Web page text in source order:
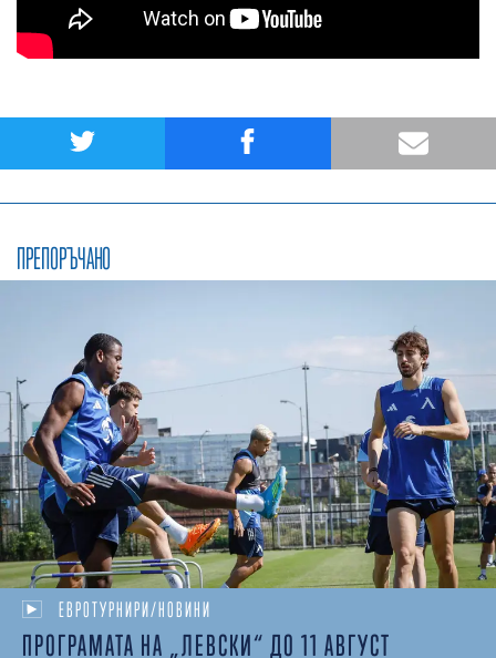
ПРЕПОРЪЧАНО
ЕВРОТУРНИРИ/НОВИНИ
ПРОГРАМАТА НА „ЛЕВСКИ“ ДО 11 АВГУСТ